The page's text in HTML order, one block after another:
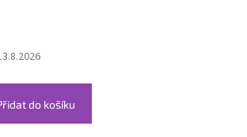
do košíku